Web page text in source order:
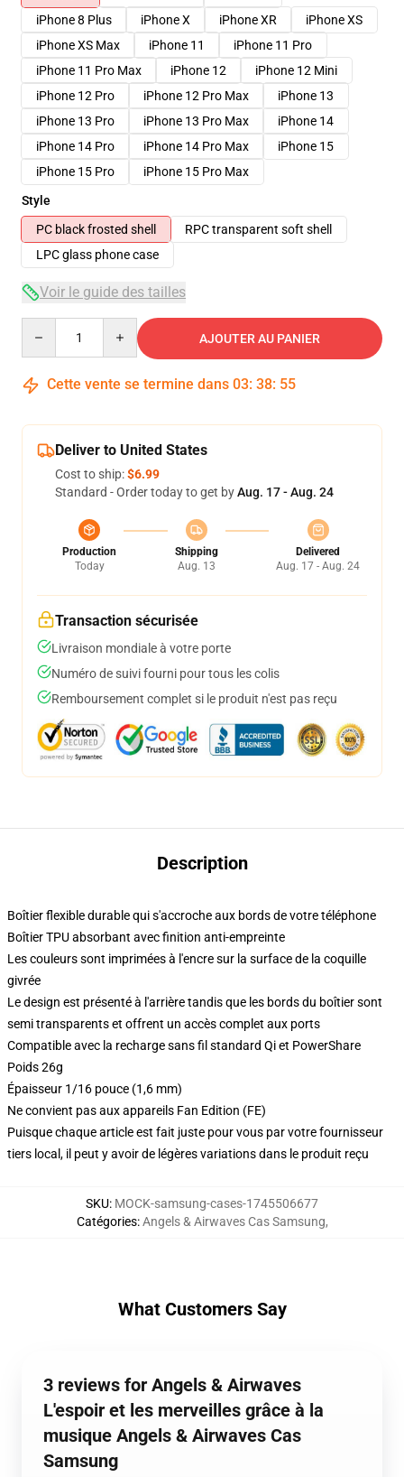
iPhone 8 Plus
iPhone X iPhone XR
iPhone XS
iPhone XS Max
iPhone 11
iPhone 11 Pro
iPhone 11 Pro Max
iPhone 12
iPhone 12 Mini
iPhone 12 Pro
iPhone 12 Pro Max
iPhone 13
iPhone 13 Pro
iPhone 13 Pro Max
iPhone 14
iPhone 14 Pro
iPhone 14 Pro Max
iPhone 15
iPhone 15 Pro
iPhone 15 Pro Max
Style
PC black frosted shell
RPC transparent soft shell
LPC glass phone case
Voir le guide des tailles
AJOUTER AU PANIER
Cette vente se termine dans 03: 38: 54
Deliver to United States
Cost to ship:$6.99
Standard - Order today to get byAug. 17 - Aug. 24
Production
Today
Shipping
Aug. 13
Delivered
Aug. 17 - Aug. 24
Transaction sécurisée
Livraison mondiale à votre porte
Numéro de suivi fourni pour tous les colis
Remboursement complet si le produit n'est pas reçu
Description
Boîtier flexible durable qui s'accroche aux bords de votre téléphone
Boîtier TPU absorbant avec finition anti-empreinte
Les couleurs sont imprimées à l'encre sur la surface de la coquille
givrée
Le design est présenté à l'arrière tandis que les bords du boîtier sont
semi transparents et offrent un accès complet aux ports
Compatible avec la recharge sans fil standard Qi et PowerShare
Poids 26g
Épaisseur 1/16 pouce (1,6 mm)
Ne convient pas aux appareils Fan Edition (FE)
Puisque chaque article est fait juste pour vous par votre fournisseur
tiers local, il peut y avoir de légères variations dans le produit reçu
SKU: MOCK-samsung-cases-1745506677
Catégories:Angels & Airwaves Cas Samsung,
What Customers Say
3 reviews for Angels & Airwaves
L'espoir et les merveilles grâce à la
musique Angels & Airwaves Cas
Samsung